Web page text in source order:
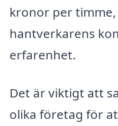
kronor per
hantverkarens
erfarenhet.
Det är viktigt att
olika företag för